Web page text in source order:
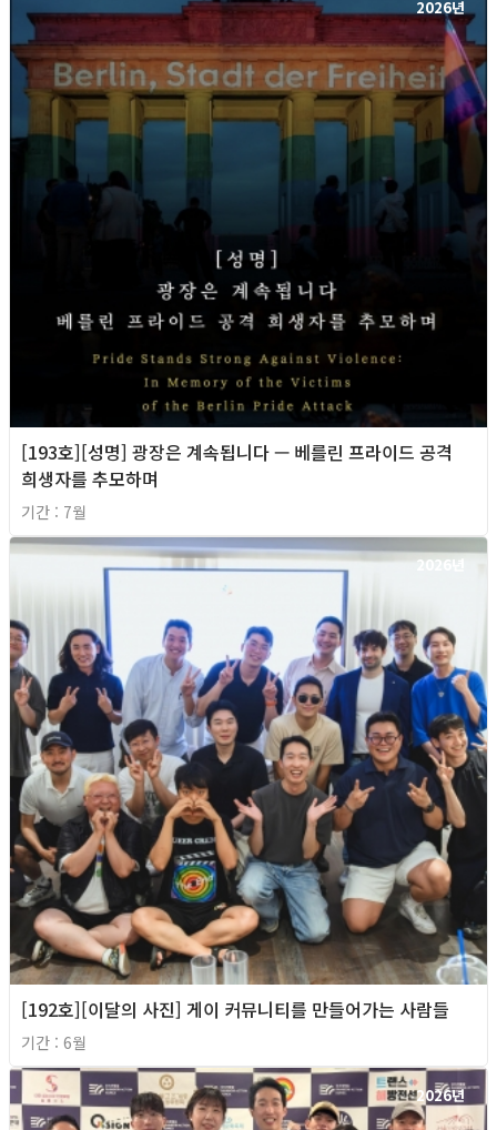
2026년
[193호][성명] 광장은 계속됩니다 — 베를린 프라이드 공격
희생자를 추모하며
기간 : 7월
2026년
[192호][이달의 사진] 게이 커뮤니티를 만들어가는 사람들
기간 : 6월
2026년